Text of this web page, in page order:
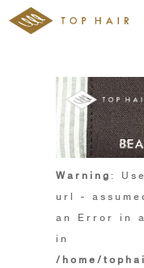
Warning :
url -
an Error in
in
/home/